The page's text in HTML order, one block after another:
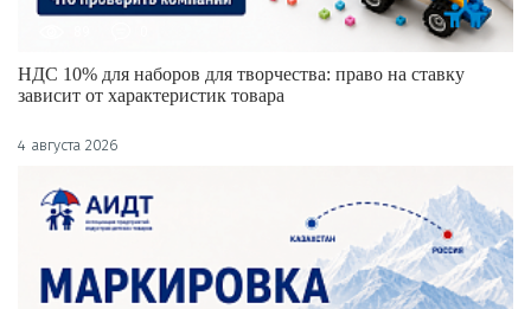
НДС 10% для наборов для творчества: право на ставку
зависит от характеристик товара
4 августа 2026